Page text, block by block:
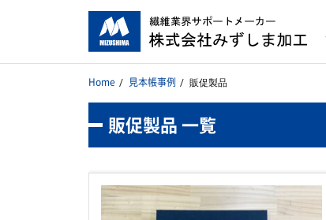
Home 見本帳事例 販促製品
販促製品 一覧